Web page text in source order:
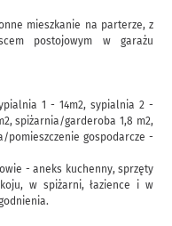
mieszkanie na parterze, z
postojowym w garażu
1 - 14m2, sypialnia 2 -
spiżarnia/garderoba 1,8 m2,
pomieszczenie gospodarcze -
- aneks kuchenny, sprzęty
w spiżarni, łazience i w